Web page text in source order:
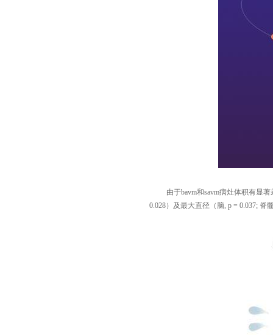
由于bavm和savm病灶体积有显著
0.028）及最大直径（脑, p = 0.037; 脊